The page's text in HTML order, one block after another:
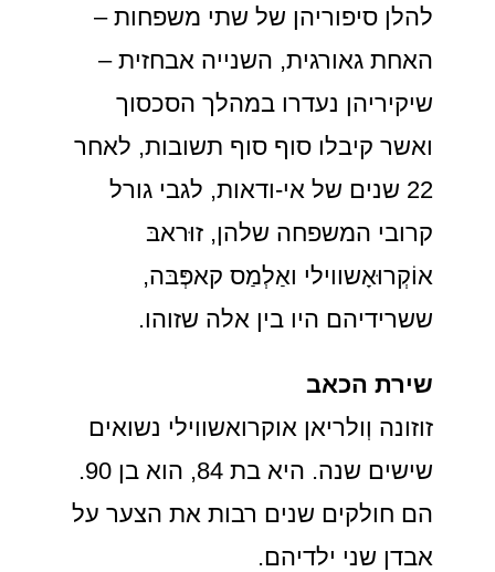
להלן סיפוריהן של שתי משפחות –
האחת גאורגית, השנייה אבחזית –
שיקיריהן נעדרו במהלך הסכסוך
ואשר קיבלו סוף סוף תשובות, לאחר
22 שנים של אי-ודאות, לגבי גורל
קרובי המשפחה שלהן, זוּראבּ
אוֹקְרוּאָשווילי ואַלְמַס קאפְּבּה,
ששרידיהם היו בין אלה שזוהו.
שירת הכאב
זוזונה וְולריאן אוקרואשווילי נשואים
שישים שנה. היא בת 84, הוא בן 90.
הם חולקים שנים רבות את הצער על
אבדן שני ילדיהם.